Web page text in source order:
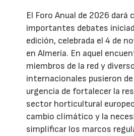
El Foro Anual de 2026 dará
importantes debates
edición, celebrada el 4 de
en Almería. En aquel
miembros de la red y
internacionales pusieron
urgencia de fortalecer la
sector horticultural
cambio climático y la
simplificar los marcos